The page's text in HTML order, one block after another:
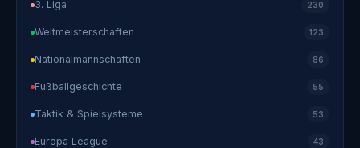
3. Liga 230
Weltmeisterschaften 123
Nationalmannschaften 86
Fußballgeschichte 55
Taktik & Spielsysteme 53
Europa League 43